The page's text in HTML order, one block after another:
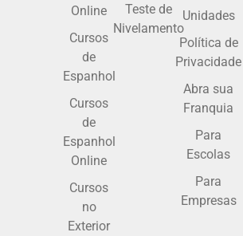
Online
Cursos
de
Espanhol
Cursos
de
Espanhol
Online
Cursos
no
Exterior
Teste de
Nivelamento
Unidades
Política de
Privacidade
Abra sua
Franquia
Para
Escolas
Para
Empresas